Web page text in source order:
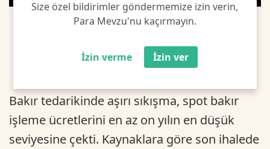
Size özel bildirimler göndermemize izin verin,
Para Mevzu'nu kaçırmayın.
İzin verme İzin ver
Bakır tedarikinde aşırı sıkışma, spot bakır
işleme ücretlerini en az on yılın en düşük
seviyesine çekti. Kaynaklara göre son ihalede